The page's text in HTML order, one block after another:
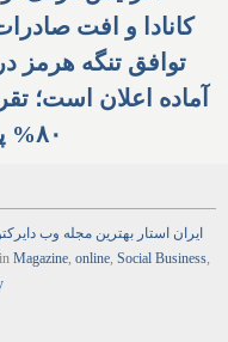
کانادا و افت
توافق تنگه هرمز
آماده اعلان است؛
۸۰% پدافند آمریکا صرف ایران شده
ایران استار بهترین مجله وب
Magazine, online, Social Business,